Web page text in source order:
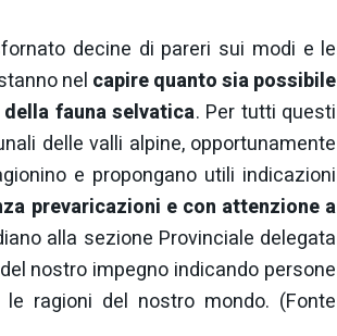
decine di pareri sui modi e le
nel capire quanto sia possibile
fauna selvatica. Per tutti questi
delle valli alpine, opportunamente
e propongano utili indicazioni
prevaricazioni e con attenzione a
alla sezione Provinciale delegata
nostro impegno indicando persone
ragioni del nostro mondo. (Fonte